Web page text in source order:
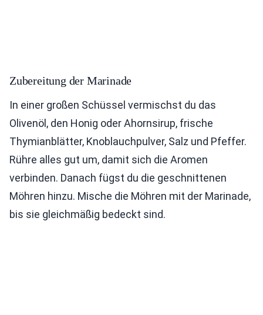
Zubereitung der Marinade
In einer großen Schüssel vermischst du das
Olivenöl, den Honig oder Ahornsirup, frische
Thymianblätter, Knoblauchpulver, Salz und Pfeffer.
Rühre alles gut um, damit sich die Aromen
verbinden. Danach fügst du die geschnittenen
Möhren hinzu. Mische die Möhren mit der Marinade,
bis sie gleichmäßig bedeckt sind.